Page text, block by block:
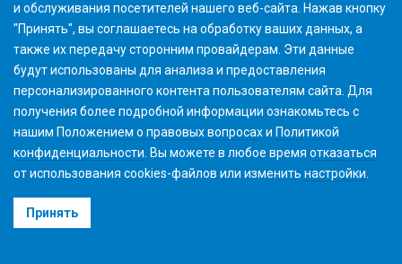
Уполномоченный сотрудник компании по защите данных
Если у вас есть вопросы относительно Генерального регламента ЕС о защите
персональных данных (GDPR), обращайтесь поадресу privacy@gleason.com.
Ответственный за конфиденциальность в Европе
Gleason- Pfauter Maschinenfabrik GmbH
Daimlerstrasse, 14
71636 Ludwigsburg, Germany (Германия)
и обслуживания посетителей нашего веб-сайта. Нажав кнопку
"Принять", вы соглашаетесь на обработку ваших данных, а
также их передачу сторонним провайдерам. Эти данные
будут использованы для анализа и предоставления
персонализированного контента пользователям сайта. Для
получения более подробной информации ознакомьтесь с
нашим Положением о правовых вопросахи Политикой
конфиденциальности . Вы можете в любое время отказаться
от использования cookies-файлов или изменить настройки
Принять